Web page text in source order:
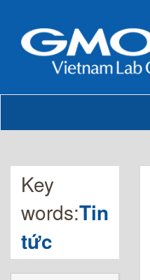
Key
words:Tin
tức